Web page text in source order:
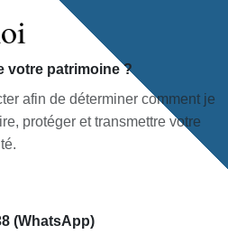
votre patrimoine ?
afin de déterminer comment je
protéger et transmettre votre
(WhatsApp)